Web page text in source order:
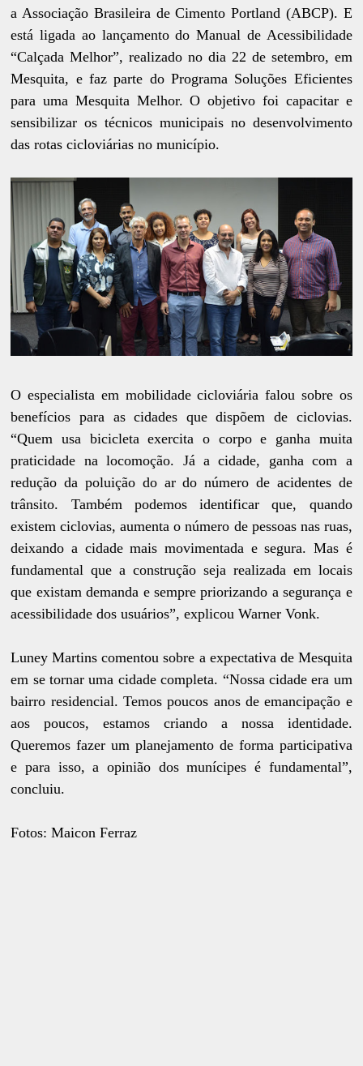
a Associação Brasileira de Cimento Portland (ABCP). E
está ligada ao lançamento do Manual de Acessibilidade
“Calçada Melhor”, realizado no dia 22 de setembro, em
Mesquita, e faz parte do Programa Soluções Eficientes
para uma Mesquita Melhor. O objetivo foi capacitar e
sensibilizar os técnicos municipais no desenvolvimento
das rotas cicloviárias no município.
O especialista em mobilidade cicloviária falou sobre os
benefícios para as cidades que dispõem de ciclovias.
“Quem usa bicicleta exercita o corpo e ganha muita
praticidade na locomoção. Já a cidade, ganha com a
redução da poluição do ar do número de acidentes de
trânsito. Também podemos identificar que, quando
existem ciclovias, aumenta o número de pessoas nas ruas,
deixando a cidade mais movimentada e segura. Mas é
fundamental que a construção seja realizada em locais
que existam demanda e sempre priorizando a segurança e
acessibilidade dos usuários”, explicou Warner Vonk.
Luney Martins comentou sobre a expectativa de Mesquita
em se tornar uma cidade completa. “Nossa cidade era um
bairro residencial. Temos poucos anos de emancipação e
aos poucos, estamos criando a nossa identidade.
Queremos fazer um planejamento de forma participativa
e para isso, a opinião dos munícipes é fundamental”,
concluiu.
Fotos: Maicon Ferraz